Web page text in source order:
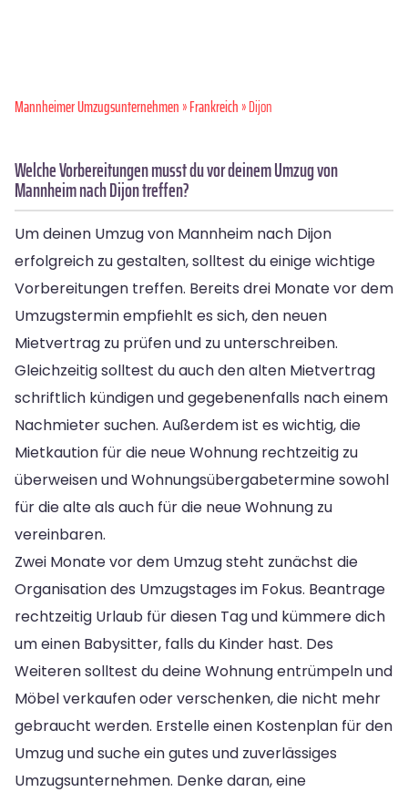
Mannheimer Umzugsunternehmen»Frankreich» Dijon
Welche Vorbereitungen musst du vor deinem Umzug von
Mannheim nach Dijon treffen?
Um deinen Umzug von Mannheim nach Dijon
erfolgreich zu gestalten, solltest du einige wichtige
Vorbereitungen treffen. Bereits drei Monate vor dem
Umzugstermin empfiehlt es sich, den neuen
Mietvertrag zu prüfen und zu unterschreiben.
Gleichzeitig solltest du auch den alten Mietvertrag
schriftlich kündigen und gegebenenfalls nach einem
Nachmieter suchen. Außerdem ist es wichtig, die
Mietkaution für die neue Wohnung rechtzeitig zu
überweisen und Wohnungsübergabetermine sowohl
für die alte als auch für die neue Wohnung zu
vereinbaren.
Zwei Monate vor dem Umzug steht zunächst die
Organisation des Umzugstages im Fokus. Beantrage
rechtzeitig Urlaub für diesen Tag und kümmere dich
um einen Babysitter, falls du Kinder hast. Des
Weiteren solltest du deine Wohnung entrümpeln und
Möbel verkaufen oder verschenken, die nicht mehr
gebraucht werden. Erstelle einen Kostenplan für den
Umzug und suche ein gutes und zuverlässiges
Umzugsunternehmen. Denke daran, eine